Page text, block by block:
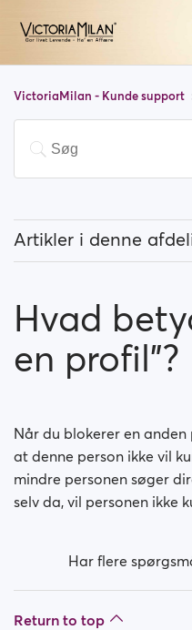
VictoriaMilan - Kunde support
Artikler i denne
Hvordan kan jeg ændre
fungerer det?
Hvad betyder "Bloker en
Hvordan blokerer jeg et
Hvordan fjerner jeg
Jeg har tekniske
Hvordan sletter jeg min
Hvad
en profil"?
Når du blokerer en
at denne person ikke vil
mindre personen søger
selv da, vil personen ikke
Har flere
Return to top